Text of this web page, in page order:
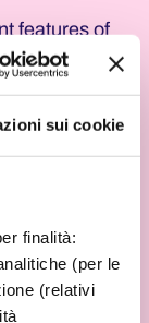
sui cookie
finalità:
(per le
(relativi
features of
of the
posters of
33. 000
a
eye, a sort of
the Pink